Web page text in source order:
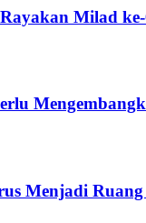
Milad
Menjadi